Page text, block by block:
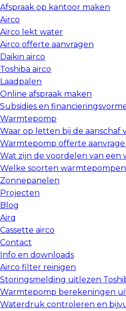
Afspraak op kantoor maken
Airco
Airco lekt water
Airco offerte aanvragen
Daikin airco
Toshiba airco
Laadpalen
Online afspraak maken
Subsidies en
Warmtepomp
Waar op letten bij de aanschaf
Warmtepomp offerte
Wat zijn de voordelen van een
Welke soorten
Zonnepanelen
Projecten
Blog
Airq
Cassette airco
Contact
Info en downloads
Airco filter reinigen
Storingsmelding uitlezen
Warmtepomp berekeningen
Waterdruk controleren en